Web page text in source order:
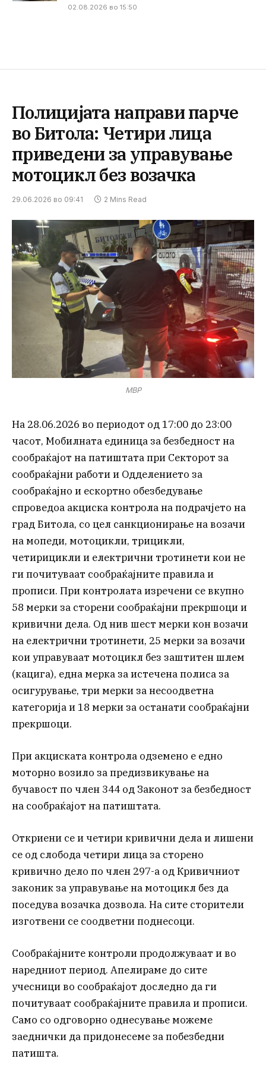
02.08.2026 во 15:50
Полицијата направи парче
во Битола: Четири лица
приведени за управување
мотоцикл без возачка
29.06.2026 во 09:41 2 Mins Read
МВР
На 28.06.2026 во периодот од 17:00 до 23:00
часот, Мобилната единица за безбедност на
сообраќајот на патиштата при Секторот за
сообраќајни работи и Одделението за
сообраќајно и ескортно обезбедување
спроведоа акциска контрола на подрачјето на
град Битола, со цел санкционирање на возачи
на мопеди, мотоцикли, трицикли,
четирицикли и електрични тротинети кои не
ги почитуваат сообраќајните правила и
прописи. При контролата изречени се вкупно
58 мерки за сторени сообраќајни прекршоци и
кривични дела. Од нив шест мерки кон возачи
на електрични тротинети, 25 мерки за возачи
кои управуваат мотоцикл без заштитен шлем
(кацига), една мерка за истечена полиса за
осигурување, три мерки за несоодветна
категорија и 18 мерки за останати сообраќајни
прекршоци.
При акциската контрола одземено е едно
моторно возило за предизвикување на
бучавост по член 344 од Законот за безбедност
на сообраќајот на патиштата.
Откриени се и четири кривични дела и лишени
се од слобода четири лица за сторено
кривично дело по член 297-а од Кривичниот
законик за управување на мотоцикл без да
поседува возачка дозвола. На сите сторители
изготвени се соодветни поднесоци.
Сообраќајните контроли продолжуваат и во
наредниот период. Апелираме до сите
учесници во сообраќајот доследно да ги
почитуваат сообраќајните правила и прописи.
Само со одговорно однесување можеме
заеднички да придонесеме за побезбедни
патишта.